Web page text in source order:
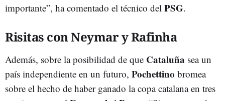
importante”, ha comentado el técnico del PSG.
Risitas con Neymar y Rafinha
Además, sobre la posibilidad de que Cataluña sea un
país independiente en un futuro, Pochettino bromea
sobre el hecho de haber ganado la copa catalana en tres